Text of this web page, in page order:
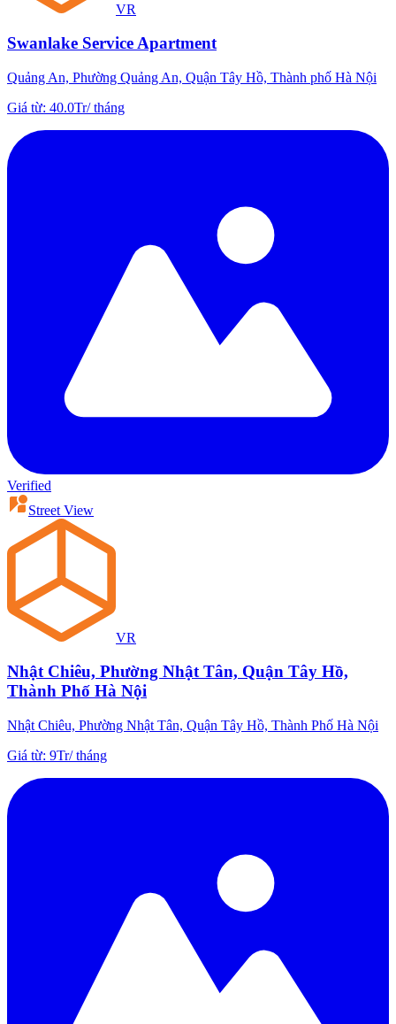
VR
Swanlake Service Apartment
Quảng An, Phường Quảng An, Quận Tây Hồ, Thành phố Hà Nội
Giá từ: 40.0Tr/tháng
Verified
Street View
VR
Nhật Chiêu, Phường Nhật Tân, Quận Tây Hồ,
Thành Phố Hà Nội
Nhật Chiêu, Phường Nhật Tân, Quận Tây Hồ, Thành Phố Hà Nội
Giá từ: 9Tr/tháng